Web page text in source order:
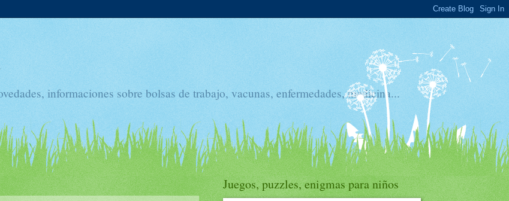
informaciones sobre bolsas de trabajo, vacunas, enfermedades, medicina...
Juegos, puzzles, enigmas para niños